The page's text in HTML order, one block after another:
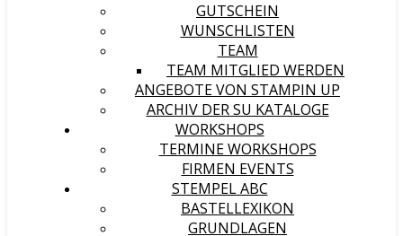
GUTSCHEIN
WUNSCHLISTEN
TEAM
TEAM MITGLIED WERDEN
ANGEBOTE VON STAMPIN UP
ARCHIV DER SU KATALOGE
WORKSHOPS
TERMINE WORKSHOPS
FIRMEN EVENTS
STEMPEL ABC
BASTELLEXIKON
GRUNDLAGEN